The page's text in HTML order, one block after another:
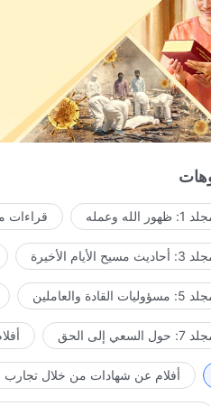
قراءات
الحق
أفلام عن شهادات من خلال تجارب